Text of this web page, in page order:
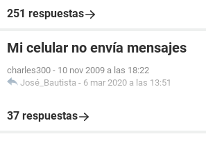
251 respuestas
Mi celular no envía mensajes
charles300 - 10 nov 2009 a las 18:22
José_Bautista - 6 mar 2020 a las 13:51
37 respuestas